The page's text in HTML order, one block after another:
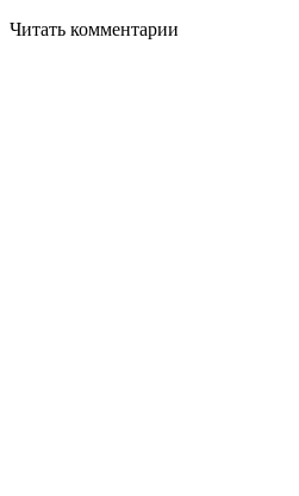
Читать комментарии